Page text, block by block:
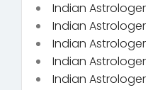
Indian
Indian Astrologer
Indian
Indian
Indian